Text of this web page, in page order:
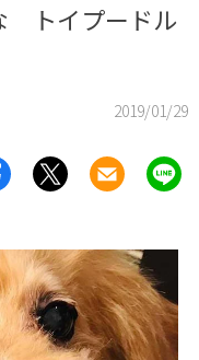
トイプードル
2019/01/29